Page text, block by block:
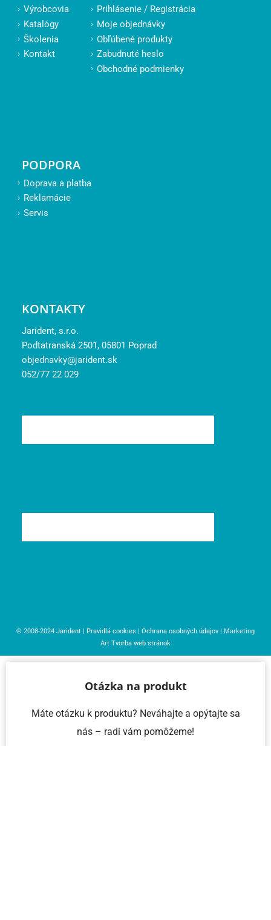
Výrobcovia
Katalógy
Školenia
Kontakt
Prihlásenie / Registrácia
Moje objednávky
Obľúbené produkty
Zabudnuté heslo
Obchodné podmienky
PODPORA
Doprava a platba
Reklamácie
Servis
KONTAKTY
Jarident, s.r.o.
Podtatranská 2501, 05801 Poprad
objednavky@jarident.sk
052/77 22 029
© 2008-2024 Jarident Pravidlá cookies Ochrana osobných údajov | Marketing
Art Tvorba web stránok
Otázka na produkt
Máte otázku k produktu? Neváhajte a opýtajte sa
nás – radi vám pomôžeme!